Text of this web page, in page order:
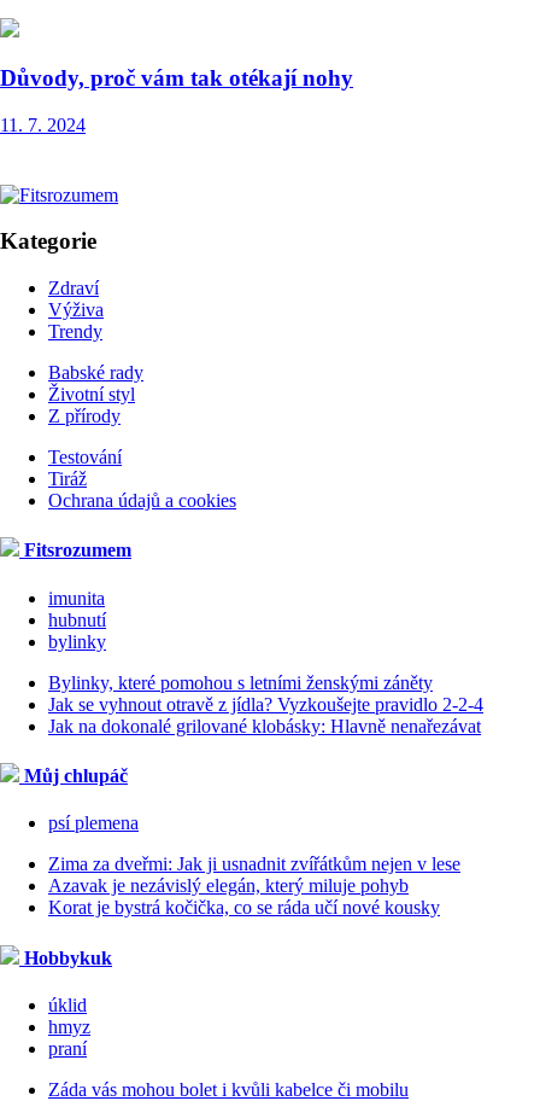
Důvody, proč vám tak otékají nohy
11. 7. 2024
Kategorie
Zdraví
Výživa
Trendy
Babské rady
Životní styl
Z přírody
Testování
Tiráž
Ochrana údajů a cookies
Fitsrozumem
imunita
hubnutí
bylinky
Bylinky, které pomohou s letními ženskými záněty
Jak se vyhnout otravě z jídla? Vyzkoušejte pravidlo 2-2-4
Jak na dokonalé grilované klobásky: Hlavně nenařezávat
Můj chlupáč
psí plemena
Zima za dveřmi: Jak ji usnadnit zvířátkům nejen v lese
Azavak je nezávislý elegán, který miluje pohyb
Korat je bystrá kočička, co se ráda učí nové kousky
Hobbykuk
úklid
hmyz
praní
Záda vás mohou bolet i kvůli kabelce či mobilu